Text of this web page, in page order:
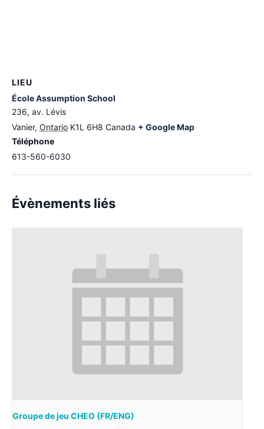
LIEU
École Assumption School
236, av. Lévis
Vanier, Ontario K1L 6H8 Canada + Google Map
Téléphone
613-560-6030
Évènements liés
Groupe de jeu CHEO (FR/ENG)